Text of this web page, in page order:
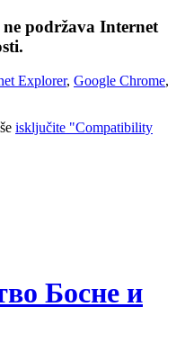
podržava Internet
Explorer, Google Chrome,
isključite "Compatibility
Босне и